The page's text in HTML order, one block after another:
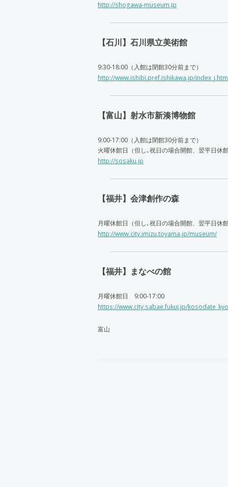
http://shogawa-museum.jp
【石川】石川県立美術館
9:30-18:00（入館は閉館30分前まで）
http://www.ishibi.pref.ishikawa.jp/
【富山】射水市新湊博物館
9:00-17:00（入館は閉館30分前まで）
火曜休館日（但し､祝日の場合開館、翌平日休館
http://sosaku.jp
【福井】会津創作の森
月曜休館日（但し､祝日の場合開館、翌平日休館
http://www.city.imizu.toyama.jp/museum/
【福井】まなべの館
月曜休館日 9:00-17:00
https://www.city.sabae.fukui.jp/
富山